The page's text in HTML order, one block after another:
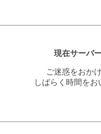
現在サーバ
ご迷惑をおか
しばらく時間を